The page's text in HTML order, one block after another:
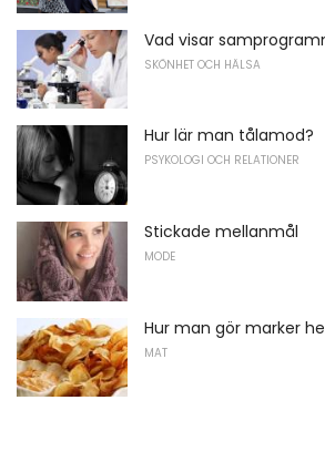
Vad visar
SKÖNHET OCH HÄLSA
Hur lär man tålamod?
PSYKOLOGI OCH RELATIONER
Stickade mellanmål
MODE
Hur man gör marker
MAT